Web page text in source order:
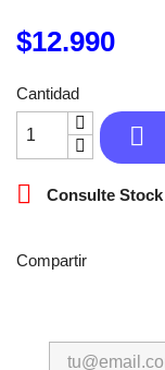
$12.990
Cantidad

 Consulte Stock
Compartir